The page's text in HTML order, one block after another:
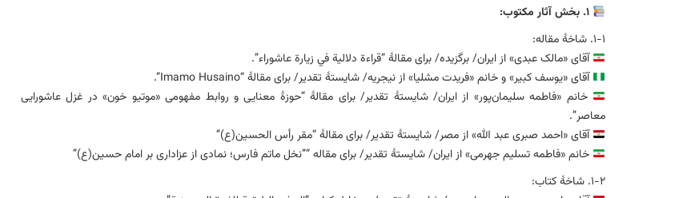
۱. بخش آثار مکتوب:
۱-۱. شاخهٔ مقاله:
آقای «مالک عبدی» از ایران/ برگزیده/ برای مقالهٔ “قراءة دلالیة في زیارة عاشوراء”.
آقای «یوسف کبیر» و خانم «فریدت مشلیا» از نیجریه/ شایستهٔ تقدیر/ برای مقالهٔ “Imamo Husaino”.
خانم «فاطمه سلیمان‌پور» از ایران/ شایستهٔ تقدیر/ برای مقالهٔ “حوزۀ معنایی و روابط مفهومی «موتیو خون» در غزل عاشورایی
معاصر”.
آقای «احمد صبری عبد الله» از مصر/ شایستهٔ تقدیر/ برای مقالهٔ “مقر رأس الحسین(ع)”
خانم «فاطمه تسلیم جهرمی» از ایران/ شایستهٔ تقدیر/ برای مقاله “”نخل ماتم فارس؛ نمادی از عزاداری بر امام حسین(ع)”
۱-۲. شاخهٔ کتاب: